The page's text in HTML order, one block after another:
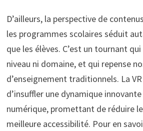
D’ailleurs, la perspective de
les programmes scolaires séduit
que les élèves. C’est un tournant qui
niveau ni domaine, et qui repense
d’enseignement traditionnels. La
d’insuffler une dynamique
numérique, promettant de réduire
meilleure accessibilité. Pour en